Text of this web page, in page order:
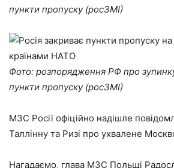
пункти пропуску (росЗМІ)
Фото: розпорядження РФ про
пункти пропуску (росЗМІ)
МЗС Росії офіційно надішле
Таллінну та Ризі про ухвалене
Нагадаємо, глава МЗС Польщі